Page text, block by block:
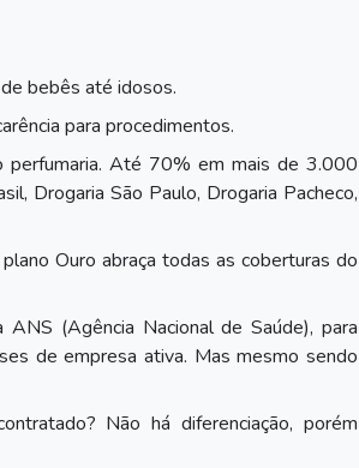
bebês até idosos.
para procedimentos.
perfumaria. Até 70% em mais de 3.000
Drogaria São Paulo, Drogaria Pacheco,
Ouro abraça todas as coberturas do
(Agência Nacional de Saúde), para
de empresa ativa. Mas mesmo sendo
Não há diferenciação, porém